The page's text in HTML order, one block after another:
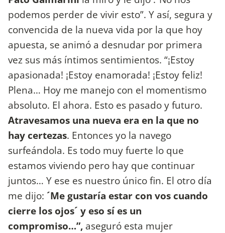
podemos perder de vivir esto”. Y así, segura y
convencida de la nueva vida por la que hoy
apuesta, se animó a desnudar por primera
vez sus más íntimos sentimientos. “¡Estoy
apasionada! ¡Estoy enamorada! ¡Estoy feliz!
Plena… Hoy me manejo con el momentismo
absoluto. El ahora. Esto es pasado y futuro.
Atravesamos una nueva era en la que no
hay certezas. Entonces yo la navego
surfeándola. Es todo muy fuerte lo que
estamos viviendo pero hay que continuar
juntos… Y ese es nuestro único fin. El otro día
me dijo: ´Me gustaría estar con vos cuando
cierre los ojos´ y eso sí es un
compromiso…”, aseguró esta mujer